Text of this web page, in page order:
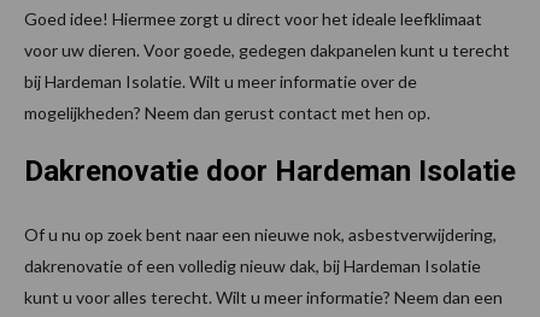
Goed idee! Hiermee zorgt u direct voor het ideale leefklimaat
voor uw dieren. Voor goede, gedegen dakpanelen kunt u terecht
bij Hardeman Isolatie. Wilt u meer informatie over de
mogelijkheden? Neem dan gerust contact met hen op.
Dakrenovatie door Hardeman Isolatie
Of u nu op zoek bent naar een nieuwe nok, asbestverwijdering,
dakrenovatie of een volledig nieuw dak, bij Hardeman Isolatie
kunt u voor alles terecht. Wilt u meer informatie? Neem dan een